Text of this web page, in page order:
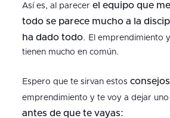
Así es, al parecer el equipo que
todo se parece mucho a la
ha dado todo. El emprendimiento
tienen mucho en común.
Espero que te sirvan estos
emprendimiento y te voy a dejar
antes de que te vayas: